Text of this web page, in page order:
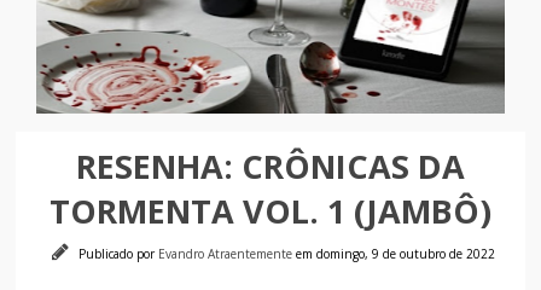
RESENHA: CRÔNICAS DA
TORMENTA VOL. 1 (JAMBÔ)
Publicado por Evandro Atraentemente em domingo, 9 de outubro de 2022